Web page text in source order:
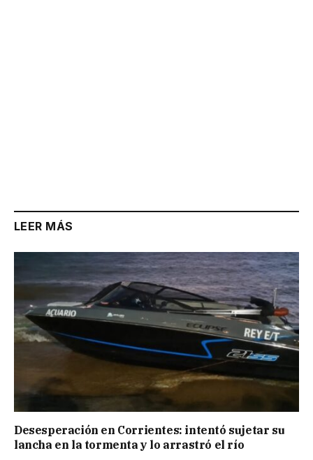
LEER MÁS
Desesperación en Corrientes: intentó sujetar su
lancha en la tormenta y lo arrastró el río